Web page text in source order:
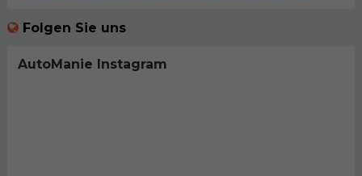
Folgen Sie uns
AutoManie Instagram